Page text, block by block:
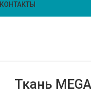
КОНТАКТЫ
Ткань